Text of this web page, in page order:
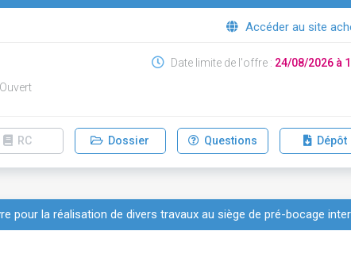
Accéder au site
Date limite de l'offre : 24/08/2026 à
RC Dossier Questions Dépôt
pour la réalisation de divers travaux au siège de pré-bocage